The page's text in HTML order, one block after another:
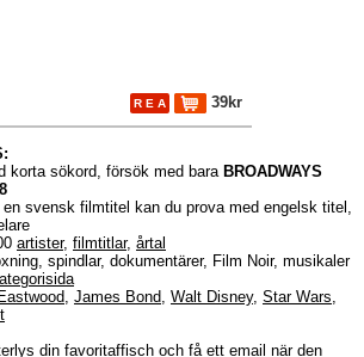
R E A 39kr
korta sökord, försök med bara BROADWAYS
svensk filmtitel kan du prova med engelsk titel,
artister, filmtitlar, årtal
spindlar, dokumentärer, Film Noir, musikaler
, James Bond, Walt Disney, Star Wars,
din favoritaffisch och få ett email när den